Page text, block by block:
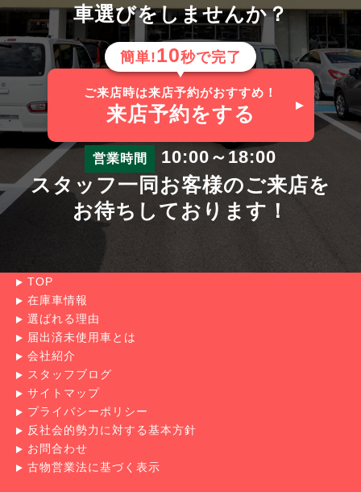
車選びをしませんか？
簡単!10秒で完了
ご来店時は来店予約がおすすめ！
来店予約をする
営業時間 10:00～18:00
スタッフ一同お客様のご来店を
お待ちしております！
TOP
在庫車情報
選ばれる理由
届出済未使用車とは
会社紹介
スタッフブログ
サイトマップ
プライバシーポリシー
反社会的勢力に対する基本方針
お問合わせ
古物営業法に基づく表示